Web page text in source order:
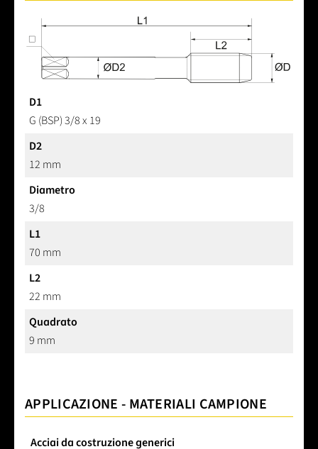
D1
G (BSP) 3/8 x 19
D2
12 mm
Diametro
3/8
L1
70 mm
L2
22 mm
Quadrato
9 mm
APPLICAZIONE - MATERIALI CAMPIONE
Acciai da costruzione generici